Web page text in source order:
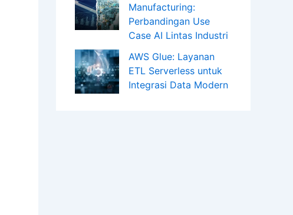
Manufacturing:
Perbandingan Use
Case AI Lintas Industri
AWS Glue: Layanan
ETL Serverless untuk
Integrasi Data Modern